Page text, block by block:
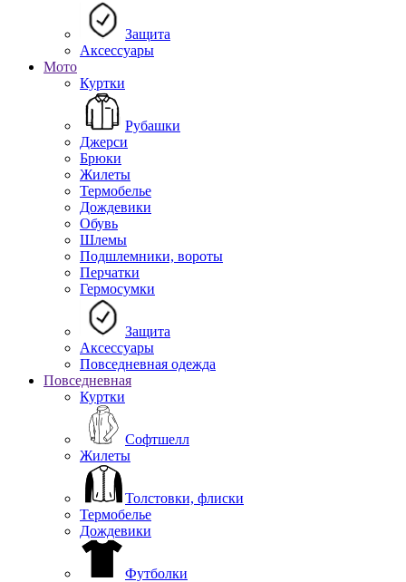
Защита
Аксессуары
Мото
Куртки
Рубашки
Джерси
Брюки
Жилеты
Термобелье
Дождевики
Обувь
Шлемы
Подшлемники, вороты
Перчатки
Гермосумки
Защита
Аксессуары
Повседневная одежда
Повседневная
Куртки
Софтшелл
Жилеты
Толстовки, флиски
Термобелье
Дождевики
Футболки